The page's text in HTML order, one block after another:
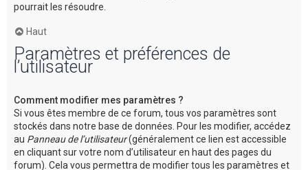
pourrait les résoudre.
Haut
Paramètres et préférences de
l’utilisateur
Comment modifier mes paramètres ?
Si vous êtes membre de ce forum, tous vos paramètres sont
stockés dans notre base de données. Pour les modifier, accédez
au Panneau de l’utilisateur(généralement ce lien est accessible
en cliquant sur votre nom d’utilisateur en haut des pages du
forum). Cela vous permettra de modifier tous les paramètres et